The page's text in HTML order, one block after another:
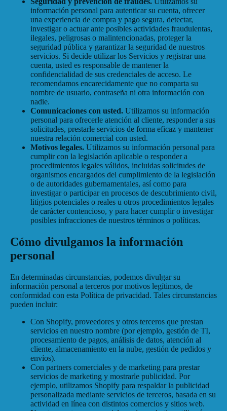
información personal para autenticar su cuenta, ofrecer
una experiencia de compra y pago segura, detectar,
investigar o actuar ante posibles actividades fraudulentas,
ilegales, peligrosas o malintencionadas, proteger la
seguridad pública y garantizar la seguridad de nuestros
servicios. Si decide utilizar los Servicios y registrar una
cuenta, usted es responsable de mantener la
confidencialidad de sus credenciales de acceso. Le
recomendamos encarecidamente que no comparta su
nombre de usuario, contraseña ni otra información con
nadie.
Comunicaciones con usted. Utilizamos su información
personal para ofrecerle atención al cliente, responder a sus
solicitudes, prestarle servicios de forma eficaz y mantener
nuestra relación comercial con usted.
Motivos legales. Utilizamos su información personal para
cumplir con la legislación aplicable o responder a
procedimientos legales válidos, incluidas solicitudes de
organismos encargados del cumplimiento de la legislación
o de autoridades gubernamentales, así como para
investigar o participar en procesos de descubrimiento civil,
litigios potenciales o reales u otros procedimientos legales
de carácter contencioso, y para hacer cumplir o investigar
posibles infracciones de nuestros términos o políticas.
Cómo divulgamos la información
personal
En determinadas circunstancias, podemos divulgar su
información personal a terceros por motivos legítimos, de
conformidad con esta Política de privacidad. Tales circunstancias
pueden incluir:
Con Shopify, proveedores y otros terceros que prestan
servicios en nuestro nombre (por ejemplo, gestión de TI,
procesamiento de pagos, análisis de datos, atención al
cliente, almacenamiento en la nube, gestión de pedidos y
envíos).
Con partners comerciales y de marketing para prestar
servicios de marketing y mostrarle publicidad. Por
ejemplo, utilizamos Shopify para respaldar la publicidad
personalizada mediante servicios de terceros, basada en su
actividad en línea con distintos comercios y sitios web.